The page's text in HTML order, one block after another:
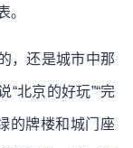
。
，还是城市中那
“北京的好玩”“完
的牌楼和城门座